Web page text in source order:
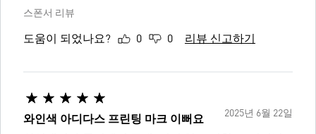
스폰서 리뷰
도움이 되었나요? 0 0 리뷰 신고하기
2025년 6월 22일
와인색 아디다스 프린팅 마크 이뻐요